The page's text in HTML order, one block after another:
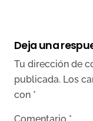
Deja una
Tu dirección de
publicada. Los
con *